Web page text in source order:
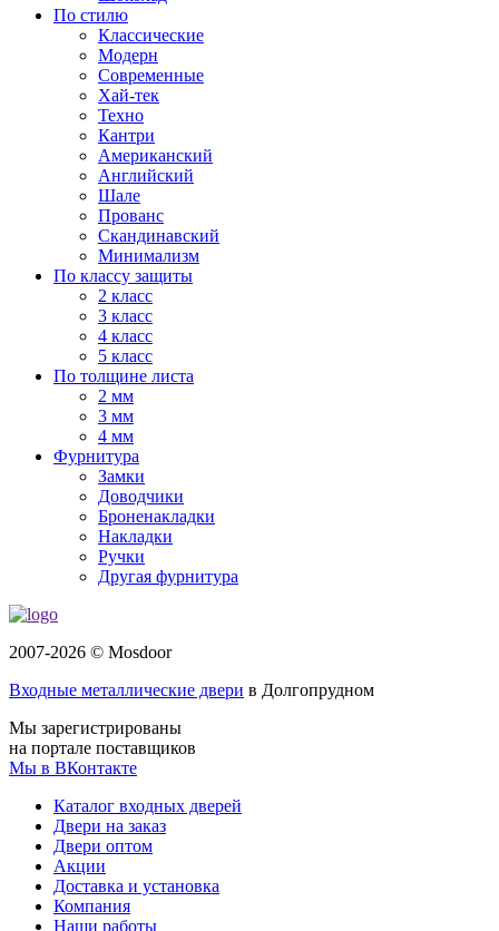
По стилю
Классические
Модерн
Современные
Хай-тек
Техно
Кантри
Американский
Английский
Шале
Прованс
Скандинавский
Минимализм
По классу защиты
2 класс
3 класс
4 класс
5 класс
По толщине листа
2 мм
3 мм
4 мм
Фурнитура
Замки
Доводчики
Броненакладки
Накладки
Ручки
Другая фурнитура
2007-2026 © Mosdoor
Входные металлические двери в Долгопрудном
Мы зарегистрированы
на портале поставщиков
Мы в ВКонтакте
Каталог входных дверей
Двери на заказ
Двери оптом
Акции
Доставка и установка
Компания
Наши работы